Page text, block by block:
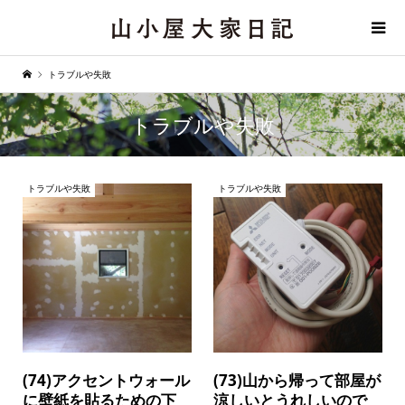
トラブルや失敗
トラブルや失敗
トラブルや失敗
(74)アクセントウォール
に壁紙を貼るための下
トラブルや失敗
(73)山から帰って部屋が
涼しいとうれしいので